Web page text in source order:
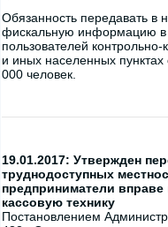
Обязанность передавать в
фискальную информацию в
пользователей контрольно-
и иных населенных
000 человек.
19.01.2017: Утвержден
труднодоступных
предприниматели
кассовую технику
Постановлением